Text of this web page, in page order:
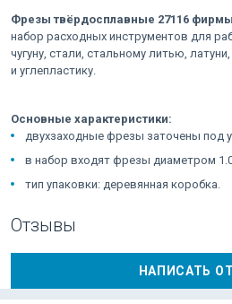
Фрезы твёрдосплавные 27116
набор расходных инструментов для
чугуну, стали, стальному литью,
и углепластику.
Основные характеристики:
двухзаходные фрезы заточены под
в набор входят фрезы диаметром
тип упаковки: деревянная коробка.
Отзывы
НАПИСАТЬ